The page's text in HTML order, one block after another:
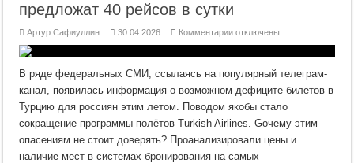
предложат 40 рейсов в сутки
Артур Сафиуллин 30.04.2026 Комментариик
о
дефиците:
в
Анталью
летом
предложат
рейсов
сутки
отключены
В ряде федеральных СМИ, ссылаясь на популярный телеграм-
канал, появилась информация о возможном дефиците билетов в
Турцию для россиян этим летом. Поводом якобы стало
сокращение программы полётов Turkish Airlines. Gочему этим
опасениям не стоит доверять? Проанализировали цены и
наличие мест в системах бронирования на самых